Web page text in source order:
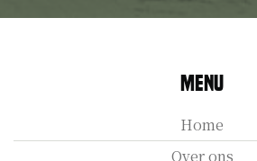
Menu
Home
Over ons